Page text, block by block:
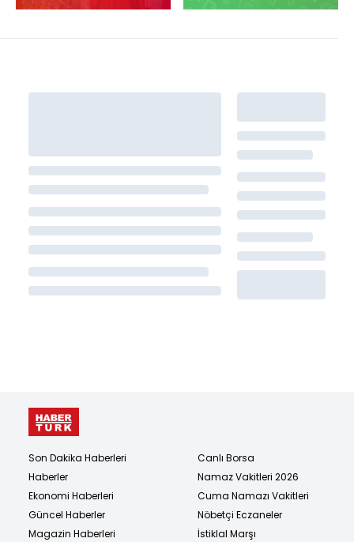
Son Dakika Haberleri
Haberler
Ekonomi Haberleri
Güncel Haberler
Magazin Haberleri
Canlı Borsa
Namaz Vakitleri 2026
Cuma Namazı Vakitleri
Nöbetçi Eczaneler
İstiklal Marşı